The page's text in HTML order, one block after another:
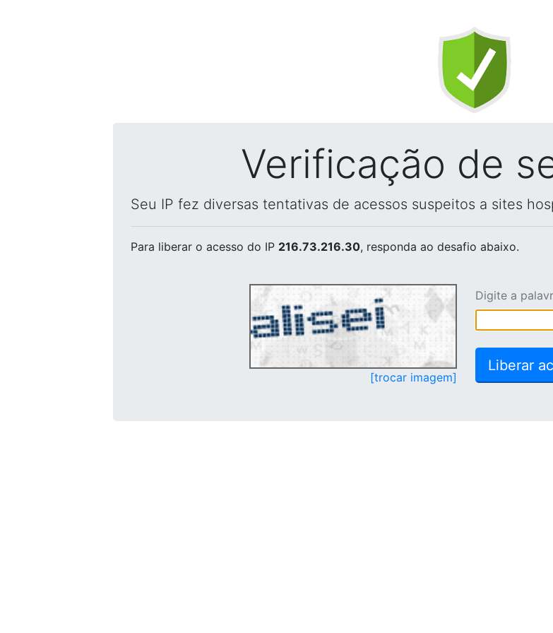
Verificação de
Seu IP fez diversas tentativas de acessos suspeitos a sites
Para liberar o acesso do IP 216.73.216.30, responda ao desafio abaixo.
[trocar imagem]
Digite a